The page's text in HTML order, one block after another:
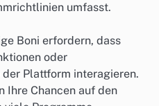
umfasst.
Boni erfordern, dass
oder
Plattform interagieren.
Ihre Chancen auf den